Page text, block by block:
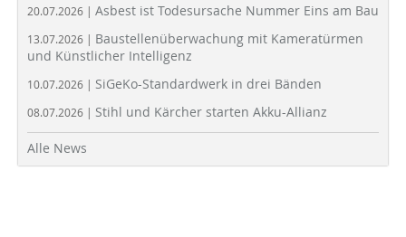
20.07.2026 | Asbest ist Todesursache Nummer Eins am Bau
13.07.2026 | Baustellenüberwachung mit Kameratürmen
und Künstlicher Intelligenz
10.07.2026 | SiGeKo-Standardwerk in drei Bänden
08.07.2026 | Stihl und Kärcher starten Akku-Allianz
Alle News